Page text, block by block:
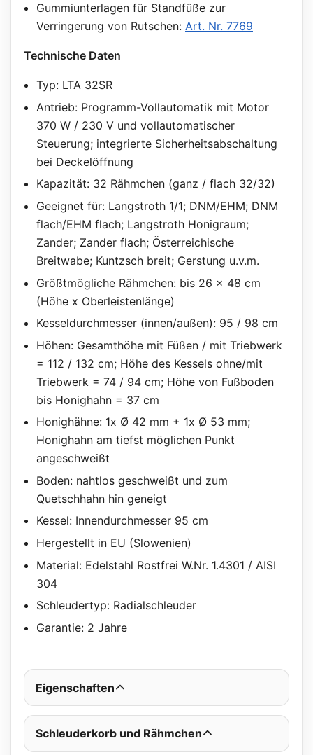
Gummiunterlagen für Standfüße zur
Verringerung von Rutschen: Art. Nr. 7769
Technische Daten
Typ: LTA 32SR
Antrieb: Programm-Vollautomatik mit Motor
370 W / 230 V und vollautomatischer
Steuerung; integrierte Sicherheitsabschaltung
bei Deckelöffnung
Kapazität: 32 Rähmchen (ganz / flach 32/32)
Geeignet für: Langstroth 1/1; DNM/EHM; DNM
flach/EHM flach; Langstroth Honigraum;
Zander; Zander flach; Österreichische
Breitwabe; Kuntzsch breit; Gerstung u.v.m.
Größtmögliche Rähmchen: bis 26 x 48 cm
(Höhe x Oberleistenlänge)
Kesseldurchmesser (innen/außen): 95 / 98 cm
Höhen: Gesamthöhe mit Füßen / mit Triebwerk
= 112 / 132 cm; Höhe des Kessels ohne/mit
Triebwerk = 74 / 94 cm; Höhe von Fußboden
bis Honighahn = 37 cm
Honighähne: 1x Ø 42 mm + 1x Ø 53 mm;
Honighahn am tiefst möglichen Punkt
angeschweißt
Boden: nahtlos geschweißt und zum
Quetschhahn hin geneigt
Kessel: Innendurchmesser 95 cm
Hergestellt in EU (Slowenien)
Material: Edelstahl Rostfrei W.Nr. 1.4301 / AISI
304
Schleudertyp: Radialschleuder
Garantie: 2 Jahre
Eigenschaften
Schleuderkorb und Rähmchen